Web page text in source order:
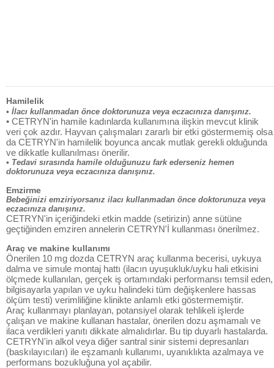
Hamilelik
• İlacı kullanmadan önce doktorunuza veya eczacınıza danışınız.
• CETRYN'in hamile kadınlarda kullanımına ilişkin mevcut klinik
veri çok azdır. Hayvan çalışmaları zararlı bir etki göstermemiş olsa
da CETRYN'in hamilelik boyunca ancak mutlak gerekli olduğunda
ve dikkatle kullanılması önerilir.
• Tedavi sırasında hamile olduğunuzu fark ederseniz hemen
doktorunuza veya eczacınıza danışınız.
Emzirme
Bebeğinizi emziriyorsanız ilacı kullanmadan önce doktorunuza veya
eczacınıza danışınız.
CETRYN'in içeriğindeki etkin madde (setirizin) anne sütüne
geçtiğinden emziren annelerin CETRYN'İ kullanması önerilmez.
Araç ve makine kullanımı
Önerilen 10 mg dozda CETRYN araç kullanma becerisi, uykuya
dalma ve simule montaj hattı (ilacın uyuşukluk/uyku hali etkisini
ölçmede kullanılan, gerçek iş ortamındaki performansı temsil eden,
bilgisayarla yapılan ve uyku halindeki tüm değişkenlere hassas
ölçüm testi) verimliliğine klinikte anlamlı etki göstermemiştir.
Araç kullanmayı planlayan, potansiyel olarak tehlikeli işlerde
çalışan ve makine kullanan hastalar, önerilen dozu aşmamalı ve
ilaca verdikleri yanıtı dikkate almalıdırlar. Bu tip duyarlı hastalarda.
CETRYN'in alkol veya diğer santral sinir sistemi depresanları
(baskılayıcıları) ile eşzamanlı kullanımı, uyanıklıkta azalmaya ve
performans bozukluğuna yol açabilir.